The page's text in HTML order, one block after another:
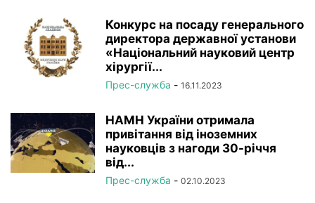
Конкурс на посаду генерального
директора державної установи
«Національний науковий центр
хірургії...
Прес-служба - 16.11.2023
НАМН України отримала
привітання від іноземних
науковців з нагоди 30-річчя
від...
Прес-служба - 02.10.2023